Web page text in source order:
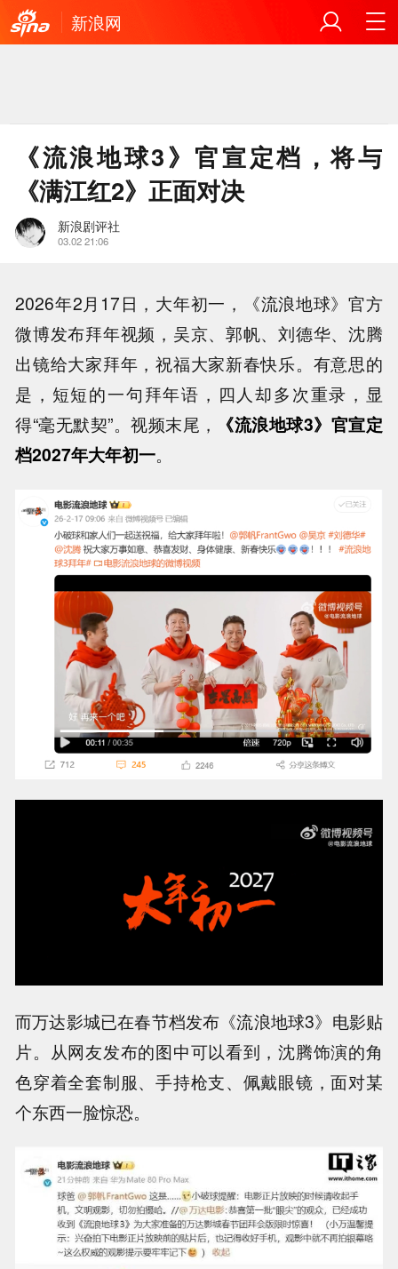
新浪网
《流浪地球3》官宣定档，将与
《满江红2》正面对决
新浪剧评社
03.02 21:06
2026年2月17日，大年初一，《流浪地球》官方
微博发布拜年视频，吴京、郭帆、刘德华、沈腾
出镜给大家拜年，祝福大家新春快乐。有意思的
是，短短的一句拜年语，四人却多次重录，显
得“毫无默契”。视频末尾，
《流浪地球3》官宣定
档2027年大年初一。
而万达影城已在春节档发布《流浪地球3》电影贴
片。从网友发布的图中可以看到，沈腾饰演的角
色穿着全套制服、手持枪支、佩戴眼镜，面对某
个东西一脸惊恐。